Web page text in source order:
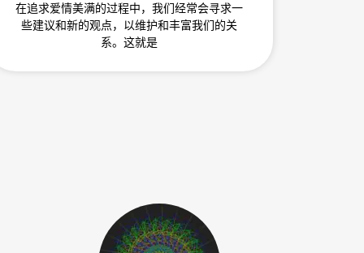
在追求爱情美满的过程中，我们经常会寻求一
些建议和新的观点，以维护和丰富我们的关
系。这就是